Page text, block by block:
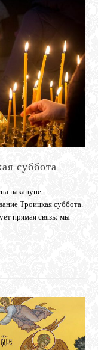
суббота
накануне
Троицкая суббота.
прямая связь: мы